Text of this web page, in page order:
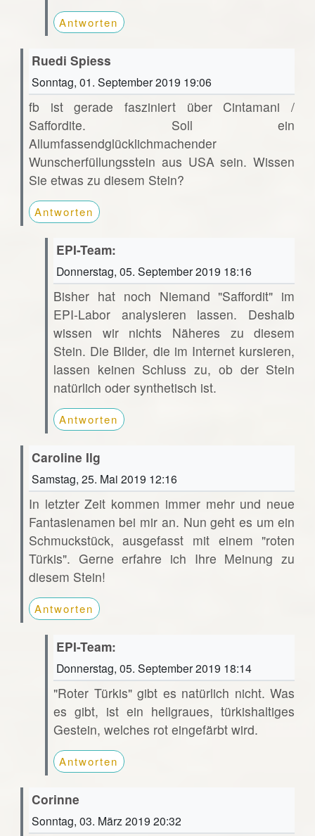
Antworten
Ruedi Spiess
Sonntag, 01. September 2019 19:06
fb ist gerade fasziniert über Cintamani /
Saffordite. Soll ein
Allumfassendglücklichmachender
Wunscherfüllungsstein aus USA sein. Wissen
Sie etwas zu diesem Stein?
Antworten
EPI-Team:
Donnerstag, 05. September 2019 18:16
Bisher hat noch Niemand "Saffordit" im
EPI-Labor analysieren lassen. Deshalb
wissen wir nichts Näheres zu diesem
Stein. Die Bilder, die im Internet kursieren,
lassen keinen Schluss zu, ob der Stein
natürlich oder synthetisch ist.
Antworten
Caroline Ilg
Samstag, 25. Mai 2019 12:16
In letzter Zeit kommen immer mehr und neue
Fantasienamen bei mir an. Nun geht es um ein
Schmuckstück, ausgefasst mit einem "roten
Türkis". Gerne erfahre ich Ihre Meinung zu
diesem Stein!
Antworten
EPI-Team:
Donnerstag, 05. September 2019 18:14
"Roter Türkis" gibt es natürlich nicht. Was
es gibt, ist ein hellgraues, türkishaltiges
Gestein, welches rot eingefärbt wird.
Antworten
Corinne
Sonntag, 03. März 2019 20:32